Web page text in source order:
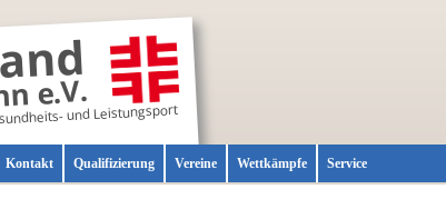
e.V.und Leistungsport
Zum
Inhalt
springen
Kontakt Qualifizierung Vereine Wettkämpfe Service